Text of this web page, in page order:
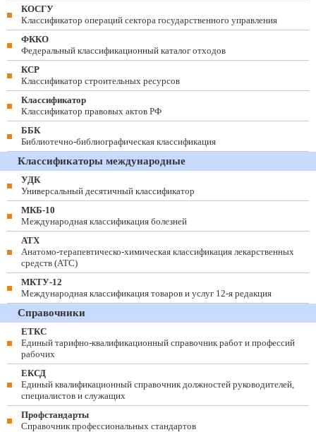
КОСГУ
Классификатор операций сектора государственного управления
ФККО
Федеральный классификационный каталог отходов
КСР
Классификатор строительных ресурсов
Классификатор
Классификатор правовых актов РФ
ББК
Библиотечно-библиографическая классификация
Классификаторы международные
УДК
Универсальный десятичный классификатор
МКБ-10
Международная классификация болезней
АТХ
Анатомо-терапевтическо-химическая классификация лекарственных
средств (ATC)
МКТУ-12
Международная классификация товаров и услуг 12-я редакция
Справочники
ЕТКС
Единый тарифно-квалификационный справочник работ и профессий
рабочих
ЕКСД
Единый квалификационный справочник должностей руководителей,
специалистов и служащих
Профстандарты
Справочник профессиональных стандартов